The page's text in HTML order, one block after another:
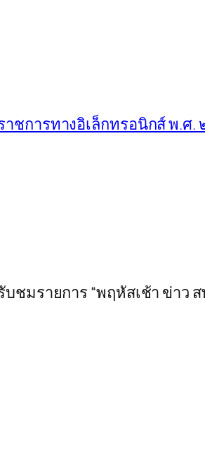
การทางอิเล็กทรอนิกส์ พ.ศ.
ชมรายการ “พฤหัสเช้า ข่าว